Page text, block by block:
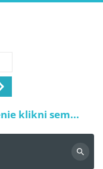
Увійти
klikni sem...
Пошук